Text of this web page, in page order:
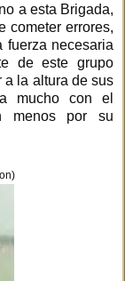
a esta Brigada,
cometer errores,
necesaria
de este grupo
a la altura de sus
mucho con el
menos por su